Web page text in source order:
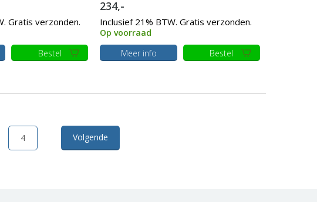
Gratis verzonden.
Bestel
234,-
Inclusief 21% BTW. Gratis verzonden.
Op voorraad
Meer info
Bestel
4 Volgende